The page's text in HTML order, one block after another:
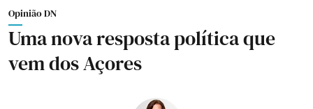
Opinião DN
Uma nova resposta política que
vem dos Açores